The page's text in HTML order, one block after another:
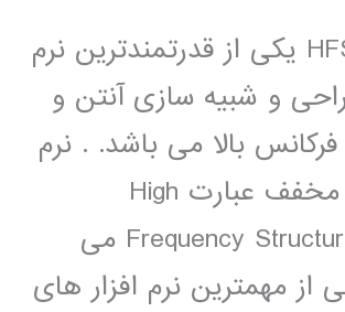
نرم افزار HFSS یکی از قدرتمندترین نرم
و شبیه سازی آنتن و
بالا می باشد. . نرم
افزار HFSS مخفف عبارت High
Frequency Structure Simulator می
از مهمترین نرم افزار های